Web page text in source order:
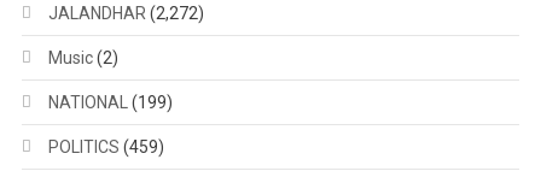
JALANDHAR (2,272)
Music(2)
NATIONAL (199)
POLITICS (459)